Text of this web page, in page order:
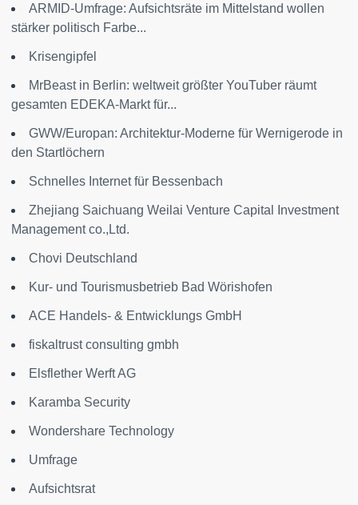
ARMID-Umfrage: Aufsichtsräte im Mittelstand wollen
stärker politisch Farbe...
Krisengipfel
MrBeast in Berlin: weltweit größter YouTuber räumt
gesamten EDEKA-Markt für...
GWW/Europan: Architektur-Moderne für Wernigerode in
den Startlöchern
Schnelles Internet für Bessenbach
Zhejiang Saichuang Weilai Venture Capital Investment
Management co.,Ltd.
Chovi Deutschland
Kur- und Tourismusbetrieb Bad Wörishofen
ACE Handels- & Entwicklungs GmbH
fiskaltrust consulting gmbh
Elsflether Werft AG
Karamba Security
Wondershare Technology
Umfrage
Aufsichtsrat